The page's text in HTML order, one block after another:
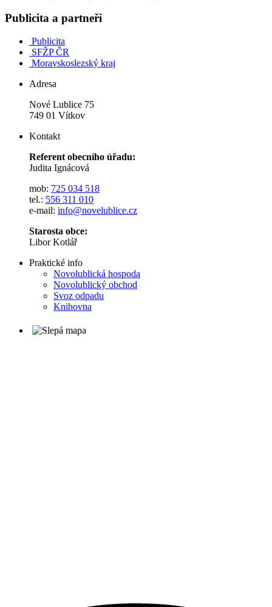
Publicita a partneři
Publicita
SFŽP ČR
Moravskoslezský kraj
Adresa
Nové Lublice 75
749 01 Vítkov
Kontakt
Referent obecního úřadu:
Judita Ignácová
mob: 725 034 518
tel.: 556 311 010
e-mail: info@novelublice.cz
Starosta obce:
Libor Kotlář
Praktické info
Novolublická hospoda
Novolublický obchod
Svoz odpadu
Knihovna